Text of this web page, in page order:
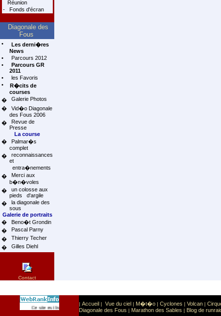
Réunion
-
Fonds d'écran
Diagonale des
Fous
•
Les derni�res
News
•
Parcours 2012
•
Parcours GR
2011
•
les Favoris
•
R�cits de
courses
�
Galerie Photos
�
Vid�o Diagonale
des Fous 2006
�
Revue de
Presse
La course
�
Palmar�s
complet
�
reconnaissances
et
entra�nements
�
Merci aux
b�n�voles
�
un colosse aux
pieds d'argile
�
la diagonale des
sous
Galerie de portraits
�
Beno�t Grondin
�
Pascal Parny
�
Thierry Techer
�
Gilles Diehl
Contact
Ce site est list� dans la cat�gorie Sport: Sports extr�mes
| Accueil | Vue du ciel | M�t�o | Cyclones | Volcan |
Diagonale des Fous | Marathon des Sables | Blog de